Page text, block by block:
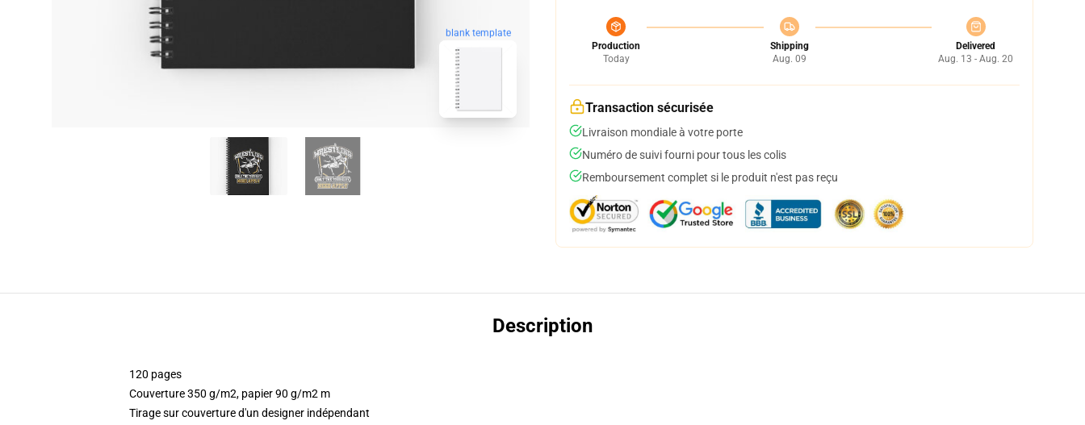
blank template
Production
Today
Shipping
Aug. 09
Delivered
Aug. 13 - Aug. 20
Transaction sécurisée
Livraison mondiale à votre porte
Numéro de suivi fourni pour tous les colis
Remboursement complet si le produit n'est pas reçu
Description
120 pages
Couverture 350 g/m2, papier 90 g/m2 m
Tirage sur couverture d'un designer indépendant